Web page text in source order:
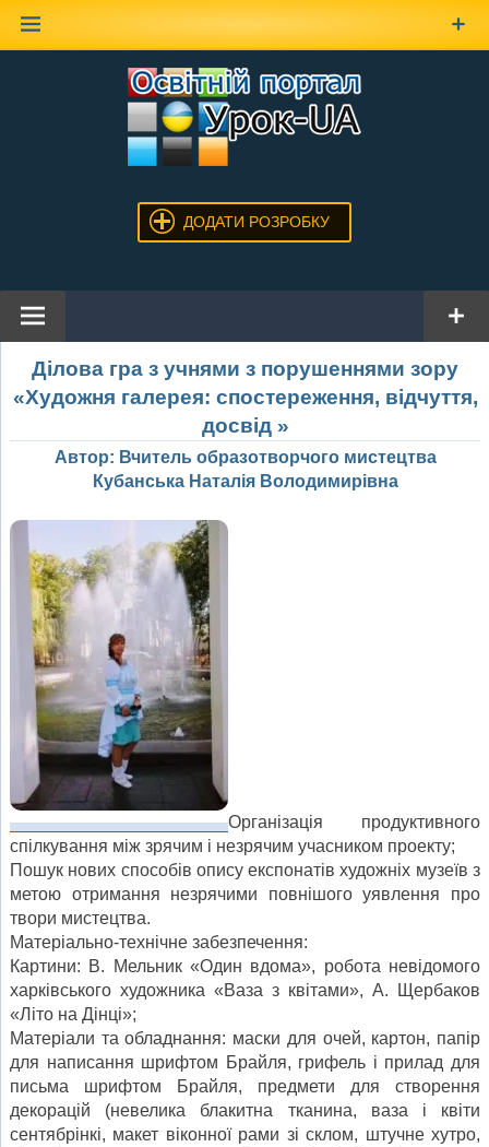
ДОДАТИ РОЗРОБКУ
Ділова гра з учнями з порушеннями зору
«Художня галерея: спостереження, відчуття,
досвід »
Автор: Вчитель образотворчого мистецтва
Кубанська Наталія Володимирівна
Організація продуктивного
спілкування між зрячим і незрячим учасником проекту;
Пошук нових способів опису експонатів художніх музеїв з
метою отримання незрячими повнішого уявлення про
твори мистецтва.
Матеріально-технічне забезпечення:
Картини: В. Мельник «Один вдома», робота невідомого
харківського художника «Ваза з квітами», А. Щербаков
«Літо на Дінці»;
Матеріали та обладнання: маски для очей, картон, папір
для написання шрифтом Брайля, грифель і прилад для
письма шрифтом Брайля, предмети для створення
декорацій (невелика блакитна тканина, ваза і квіти
сентябрінкі, макет віконної рами зі склом, штучне хутро,